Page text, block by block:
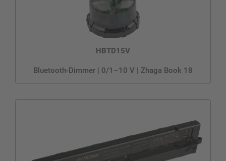
HBTD15V
Bluetooth-Dimmer | 0/1–10 V | Zhaga Book 18